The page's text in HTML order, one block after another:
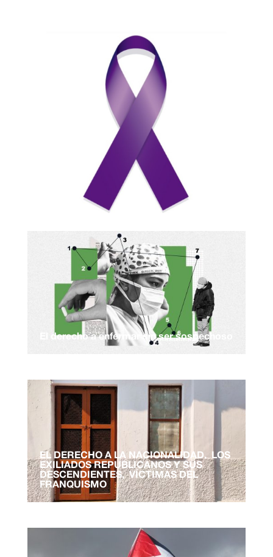
El derecho a enfermar sin ser sospechoso
EL DERECHO A LA NACIONALIDAD. LOS
EXILIADOS REPUBLICANOS Y SUS
DESCENDIENTES, VÍCTIMAS DEL
FRANQUISMO